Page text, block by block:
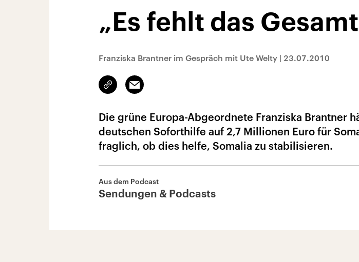
„Es fehlt das
Franziska Brantner im Gespräch mit Ute Welty | 23.07.2010
Link
kopieren/teilen
Email
Die grüne Europa-Abgeordnete Franziska Brantner
deutschen Soforthilfe auf 2,7 Millionen Euro für
fraglich, ob dies helfe, Somalia zu stabilisieren.
Aus dem Podcast
Sendungen & Podcasts